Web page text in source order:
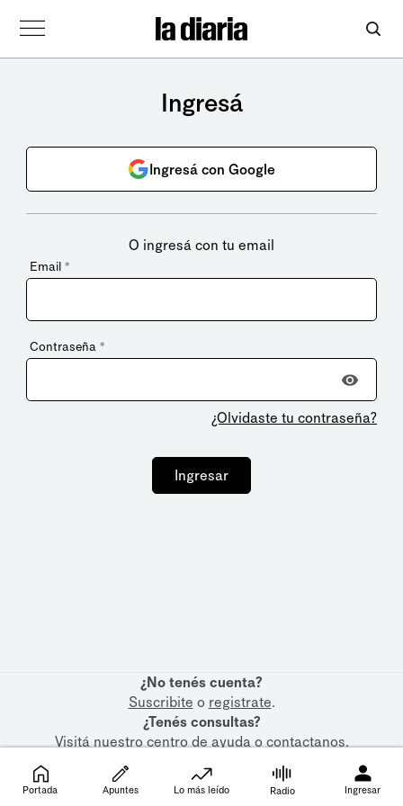
Ingresá
Ingresá con Google
O ingresá con tu email
Email *
Contraseña *
¿Olvidaste tu contraseña?
Ingresar
¿No tenés cuenta?
Suscribite o registrate.
¿Tenés consultas?
Visitá nuestrocentro de ayudaocontactanos.
Portada Apuntes Lo más leído Radio Ingresar